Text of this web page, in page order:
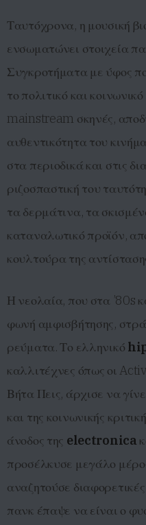
Ταυτόχρονα, η μουσική
ενσωματώνει στοιχεία
Συγκροτήματα με ύφος
το πολιτικό και
mainstream σκηνές,
αυθεντικότητα του
στα περιοδικά και στις
ριζοσπαστική του
τα δερμάτινα, τα
καταναλωτικό προϊόν,
κουλτούρα της
Η νεολαία, που στα ’80s
φωνή αμφισβήτησης,
ρεύματα. Το ελληνικό
καλλιτέχνες όπως οι
Βήτα Πεις, άρχισε να
και της κοινωνικής
άνοδος της electronica
προσέλκυσε μεγάλο
αναζητούσε
πανκ έπαψε να είναι ο